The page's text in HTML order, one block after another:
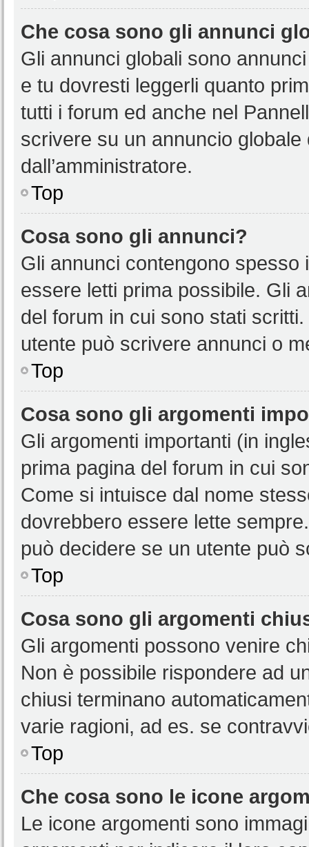
Che cosa sono gli annunci
Gli annunci globali sono
e tu dovresti leggerli quanto
tutti i forum ed anche nel
scrivere su un annuncio
dall’amministratore.
Top
Cosa sono gli annunci?
Gli annunci contengono
essere letti prima possibile. Gli
del forum in cui sono stati
utente può scrivere annunci o
Top
Cosa sono gli argomenti
Gli argomenti importanti (in
prima pagina del forum in cui
Come si intuisce dal nome
dovrebbero essere lette
può decidere se un utente può
Top
Cosa sono gli argomenti
Gli argomenti possono venire
Non è possibile rispondere ad
chiusi terminano
varie ragioni, ad es. se
Top
Che cosa sono le icone
Le icone argomenti sono